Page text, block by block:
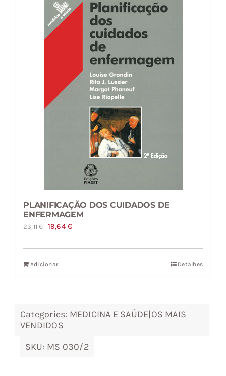
PLANIFICAÇÃO DOS CUIDADOS DE
ENFERMAGEM
23,11€
O
original
era:
19,64€O
atual
Adicionar Detalhes
Categories: MEDICINA E SAÚDE|OS MAIS
VENDIDOS
SKU: MS 030/2